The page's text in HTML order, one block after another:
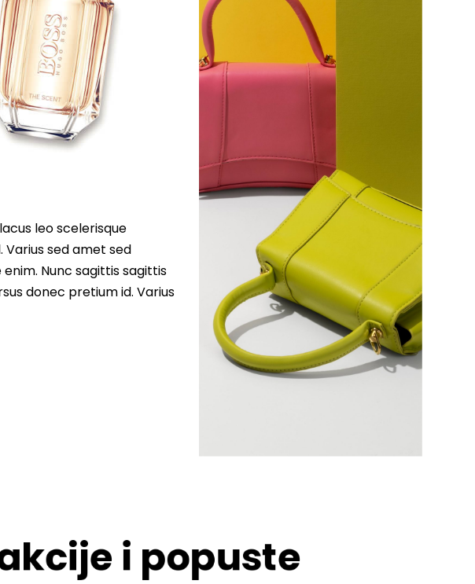
leo scelerisque
sed amet sed
Nunc sagittis sagittis
donec pretium id. Varius
i popuste